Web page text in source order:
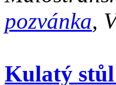
pozvánka,
Kulatý